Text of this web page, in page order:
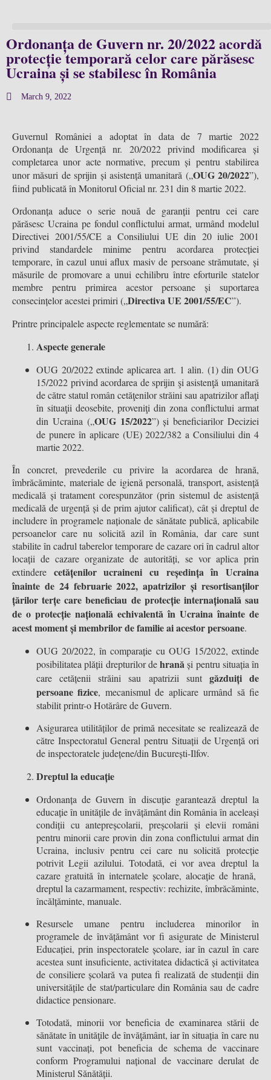
Ordonanța de Guvern nr. 20/2022 acordă
protecție temporară celor care părăsesc
Ucraina și se stabilesc în România
March 9, 2022
Guvernul României a adoptat în data de 7 martie 2022
Ordonanța de Urgență nr. 20/2022 privind modificarea și
completarea unor acte normative, precum și pentru stabilirea
unor măsuri de sprijin și asistență umanitară („OUG 20/2022”),
fiind publicată în Monitorul Oficial nr. 231 din 8 martie 2022.
Ordonanța aduce o serie nouă de garanții pentru cei care
părăsesc Ucraina pe fondul conflictului armat, urmând modelul
Directivei 2001/55/CE a Consiliului UE din 20 iulie 2001
privind standardele minime pentru acordarea protecției
temporare, în cazul unui aflux masiv de persoane strămutate, și
măsurile de promovare a unui echilibru între eforturile statelor
membre pentru primirea acestor persoane și suportarea
consecințelor acestei primiri („Directiva UE 2001/55/EC”).
Printre principalele aspecte reglementate se numără:
Aspecte generale
OUG 20/2022 extinde aplicarea art. 1 alin. (1) din OUG
15/2022 privind acordarea de sprijin şi asistenţă umanitară
de către statul român cetăţenilor străini sau apatrizilor aflaţi
în situaţii deosebite, proveniţi din zona conflictului armat
din Ucraina („OUG 15/2022”) și beneficiarilor Deciziei
de punere în aplicare (UE) 2022/382 a Consiliului din 4
martie 2022.
În concret, prevederile cu privire la acordarea de hrană,
îmbrăcăminte, materiale de igienă personală, transport, asistență
medicală și tratament corespunzător (prin sistemul de asistență
medicală de urgență și de prim ajutor calificat), cât și dreptul de
includere în programele naționale de sănătate publică, aplicabile
persoanelor care nu solicită azil în România, dar care sunt
stabilite în cadrul taberelor temporare de cazare ori în cadrul altor
locații de cazare organizate de autorități, se vor aplica prin
extindere cetățenilor ucraineni cu reședința în Ucraina
înainte de 24 februarie 2022, apatrizilor și resortisanților
țărilor terțe care beneficiau de protecție internațională sau
de o protecție națională echivalentă în Ucraina înainte de
acest moment și membrilor de familie ai acestor persoane.
OUG 20/2022, în comparație cu OUG 15/2022, extinde
posibilitatea plății drepturilor dehranăși pentru situația în
care cetățenii străini sau apatrizii sunt găzduiți de
persoane fizice, mecanismul de aplicare urmând să fie
stabilit printr-o Hotărâre de Guvern.
Asigurarea utilităților de primă necesitate se realizează de
către Inspectoratul General pentru Situații de Urgență ori
de inspectoratele județene/din București-Ilfov.
Dreptul la educație
Ordonanța de Guvern în discuție garantează dreptul la
educație în unitățile de învățământ din România în aceleași
condiții cu antepreșcolarii, preșcolarii și elevii români
pentru minorii care provin din zona conflictului armat din
Ucraina, inclusiv pentru cei care nu solicită protecție
potrivit Legii azilului. Totodată, ei vor avea dreptul la
cazare gratuită în internatele școlare, alocație de hrană,
dreptul la cazarmament, respectiv: rechizite, îmbrăcăminte,
încălțăminte, manuale.
Resursele umane pentru includerea minorilor în
programele de învățământ vor fi asigurate de Ministerul
Educației, prin inspectoratele școlare, iar în cazul în care
acestea sunt insuficiente, activitatea didactică și activitatea
de consiliere școlară va putea fi realizată de studenții din
universitățile de stat/particulare din România sau de cadre
didactice pensionare.
Totodată, minorii vor beneficia de examinarea stării de
sănătate în unităţile de învăţământ, iar în situația în care nu
sunt vaccinați, pot beneficia de schema de vaccinare
conform Programului național de vaccinare derulat de
Ministerul Sănătății.